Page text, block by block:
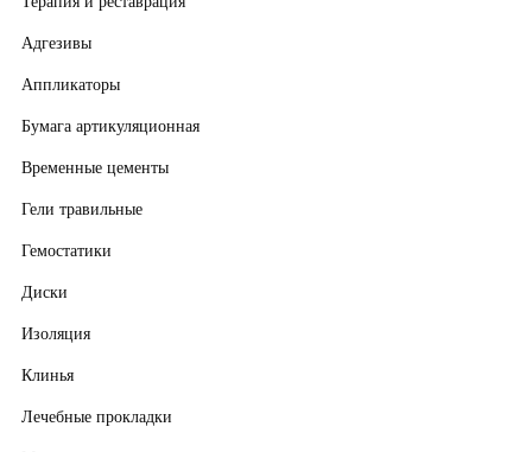
Адгезивы
Аппликаторы
Бумага артикуляционная
Временные цементы
Гели травильные
Гемостатики
Диски
Изоляция
Клинья
Лечебные прокладки